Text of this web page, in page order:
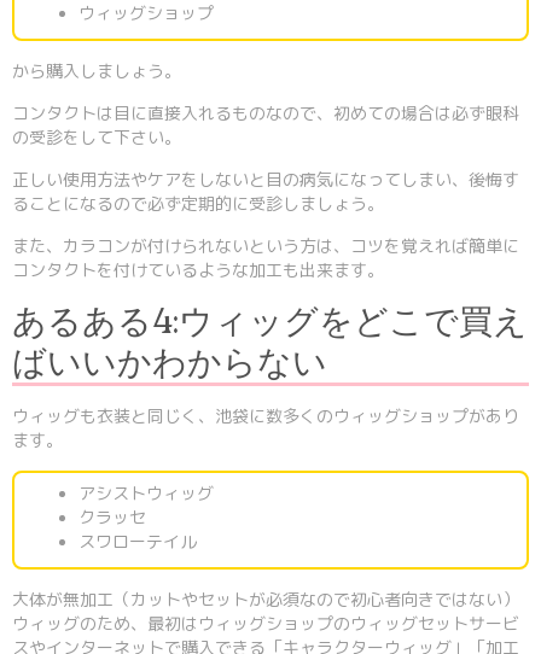
ウィッグショップ
から購入しましょう。
コンタクトは目に直接入れるものなので、初めての場合は必ず眼科
の受診をして下さい。
正しい使用方法やケアをしないと目の病気になってしまい、後悔す
ることになるので必ず定期的に受診しましょう。
また、カラコンが付けられないという方は、コツを覚えれば簡単に
コンタクトを付けているような加工も出来ます。
あるある4:ウィッグをどこで買え
ばいいかわからない
ウィッグも衣装と同じく、池袋に数多くのウィッグショップがあり
ます。
アシストウィッグ
クラッセ
スワローテイル
大体が無加工（カットやセットが必須なので初心者向きではない）
ウィッグのため、最初はウィッグショップのウィッグセットサービ
スやインターネットで購入できる「キャラクターウィッグ」「加工